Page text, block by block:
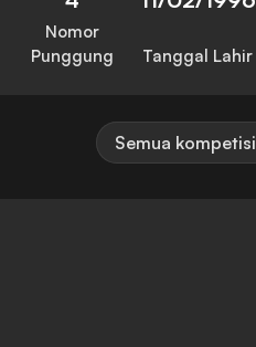
Nomor
Punggung
Tanggal Lahir
Semua kompetisi